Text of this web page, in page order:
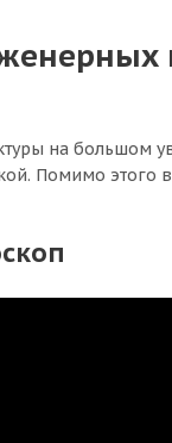
на большом
Помимо